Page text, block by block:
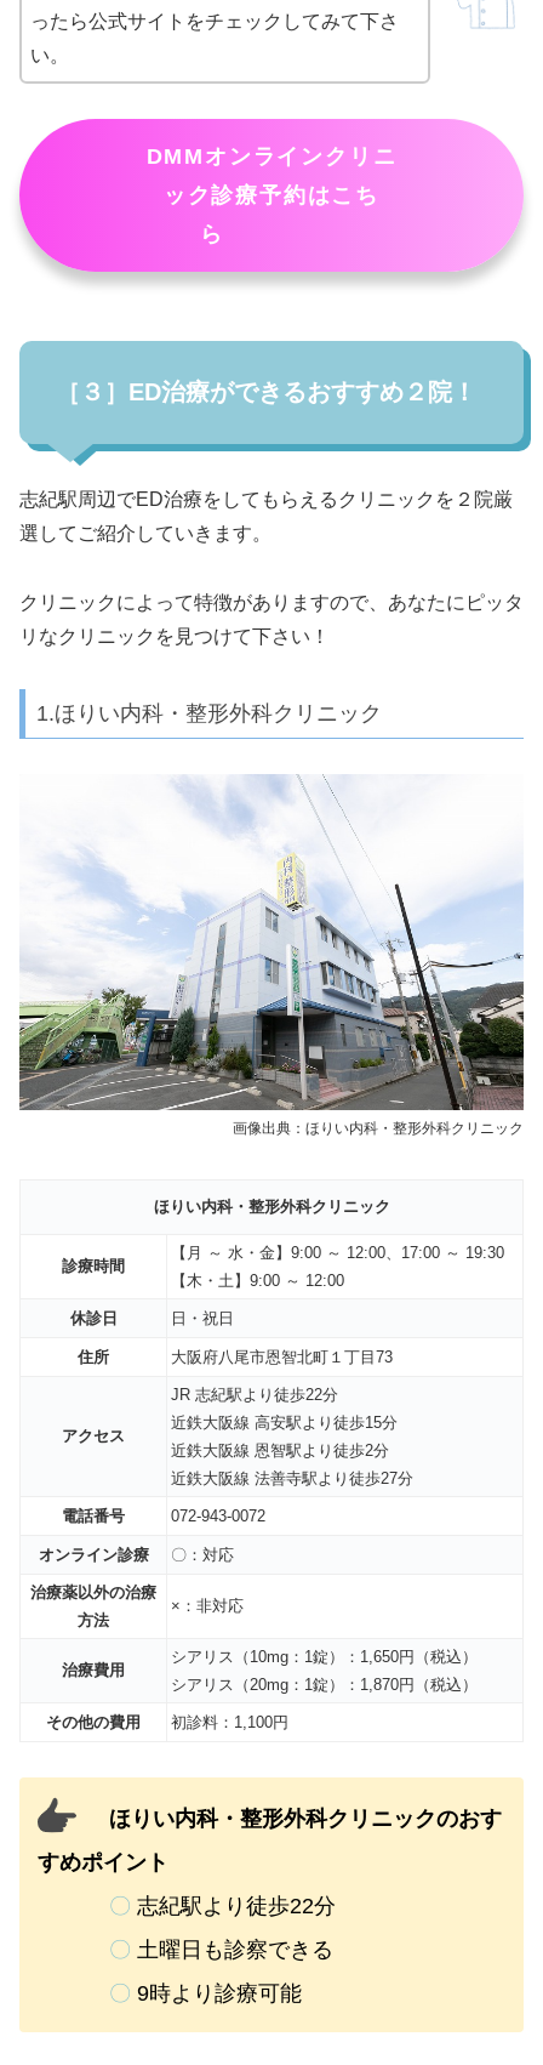
ったら公式サイトをチェックしてみて下さ
い。
DMMオンラインクリニ
ック診療予約はこち
ら
［３］ED治療ができるおすすめ２院！
志紀駅周辺でED治療をしてもらえるクリニックを２院厳
選してご紹介していきます。
クリニックによって特徴がありますので、あなたにピッタ
リなクリニックを見つけて下さい！
1.ほりい内科・整形外科クリニック
画像出典：ほりい内科・整形外科クリニック
ほりい内科・整形外科クリニック
診療時間
【月 ～ 水・金】9:00 ～ 12:00、17:00 ～ 19:30
【木・土】9:00 ～ 12:00
休診日 日・祝日
住所 大阪府八尾市恩智北町１丁目73
アクセス
JR 志紀駅より徒歩22分
近鉄大阪線 高安駅より徒歩15分
近鉄大阪線 恩智駅より徒歩2分
近鉄大阪線 法善寺駅より徒歩27分
電話番号 072-943-0072
オンライン診療 〇：対応
治療薬以外の治療
方法
×：非対応
治療費用
シアリス（10mg：1錠）：1,650円（税込）
シアリス（20mg：1錠）：1,870円（税込）
その他の費用 初診料：1,100円
ほりい内科・整形外科クリニックのおす
すめポイント
〇 志紀駅より徒歩22分
〇 土曜日も診察できる
〇 9時より診療可能